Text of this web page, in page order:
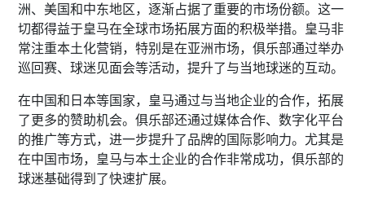
洲、美国和中东地区，逐渐占据了重要的市场份额。这一
切都得益于皇马在全球市场拓展方面的积极举措。皇马非
常注重本土化营销，特别是在亚洲市场，俱乐部通过举办
巡回赛、球迷见面会等活动，提升了与当地球迷的互动。
在中国和日本等国家，皇马通过与当地企业的合作，拓展
了更多的赞助机会。俱乐部还通过媒体合作、数字化平台
的推广等方式，进一步提升了品牌的国际影响力。尤其是
在中国市场，皇马与本土企业的合作非常成功，俱乐部的
球迷基础得到了快速扩展。